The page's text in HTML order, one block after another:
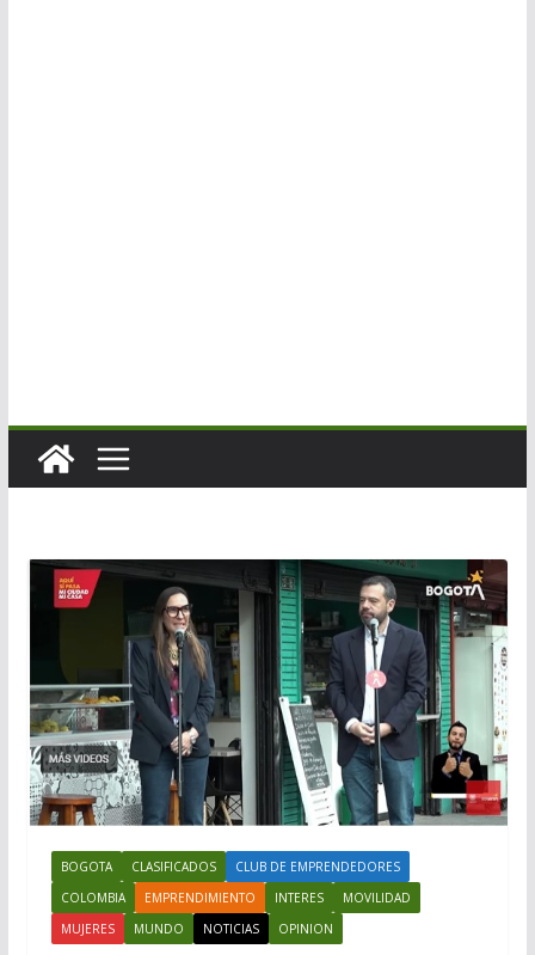
BOGOTA CLASIFICADOS
CLUB DE EMPRENDEDORES
COLOMBIA
EMPRENDIMIENTO INTERES
MOVILIDAD
MUJERES
MUNDO NOTICIAS OPINION